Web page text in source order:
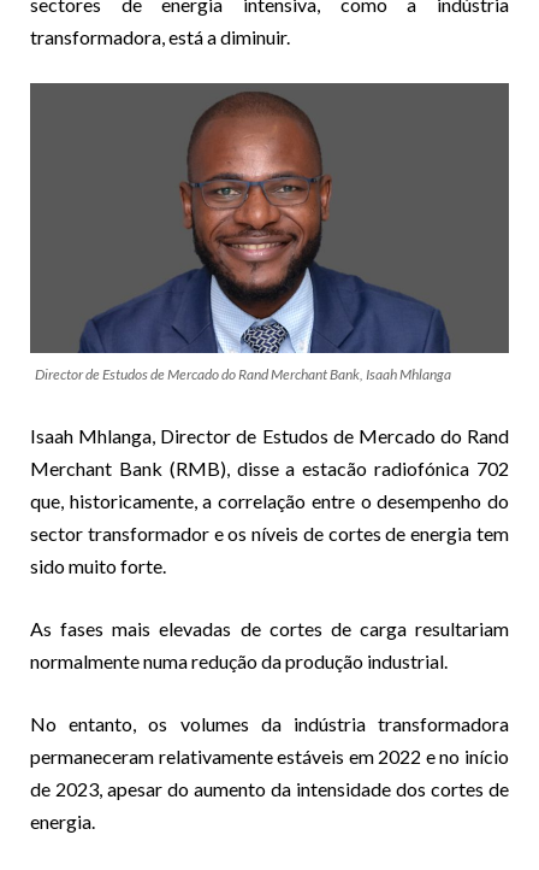
transformadora, está a diminuir.
Director de Estudos de Mercado do Rand Merchant Bank, Isaah Mhlanga
Isaah Mhlanga, Director de Estudos de Mercado do Rand
Merchant Bank (RMB), disse a estacão radiofónica 702
que, historicamente, a correlação entre o desempenho do
sector transformador e os níveis de cortes de energia tem
sido muito forte.
As fases mais elevadas de cortes de carga resultariam
normalmente numa redução da produção industrial.
No entanto, os volumes da indústria transformadora
permaneceram relativamente estáveis em 2022 e no início
de 2023, apesar do aumento da intensidade dos cortes de
energia.